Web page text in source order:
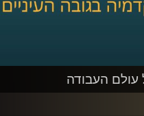
עולם העבודה